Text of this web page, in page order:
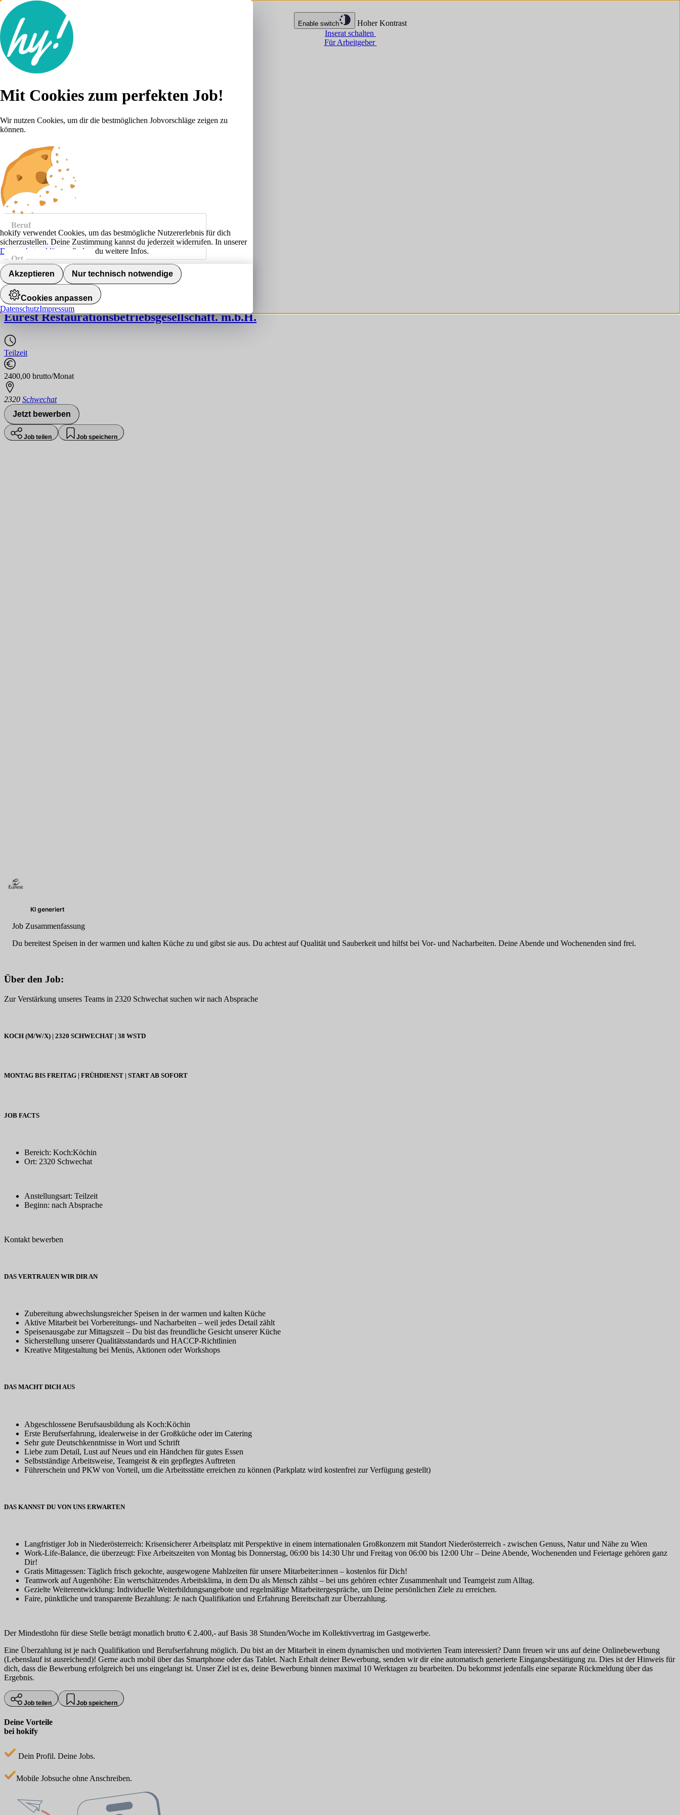
Enable switch
Hoher Kontrast
Inserat schalten
Für Arbeitgeber
Lebenslauf
Karriere-Tipps
Anmelden
weitere
Jobs anzeigen
Beruf
Ort
Jobs finden
Koch (m/w/x) | 2320 Schwechat | 38 WSTD
Eurest Restaurationsbetriebsgesellschaft. m.b.H.
Teilzeit
2400,00 brutto/Monat
2320 Schwechat
Jetzt bewerben
Job teilen Job speichern
KI generiert
Job Zusammenfassung
Du bereitest Speisen in der warmen und kalten Küche zu und gibst sie aus. Du achtest auf Qualität und Sauberkeit und hilfst bei Vor- und Nacharbeiten. Deine Abende und Wochenenden sind frei.
Über den Job:
Zur Verstärkung unseres Teams in 2320 Schwechat suchen wir nach Absprache
KOCH (M/W/X) | 2320 SCHWECHAT | 38 WSTD
MONTAG BIS FREITAG | FRÜHDIENST | START AB SOFORT
JOB FACTS
Bereich: Koch:Köchin
Ort: 2320 Schwechat
Anstellungsart: Teilzeit
Beginn: nach Absprache
Kontakt bewerben
DAS VERTRAUEN WIR DIR AN
Zubereitung abwechslungsreicher Speisen in der warmen und kalten Küche
Aktive Mitarbeit bei Vorbereitungs- und Nacharbeiten – weil jedes Detail zählt
Speisenausgabe zur Mittagszeit – Du bist das freundliche Gesicht unserer Küche
Sicherstellung unserer Qualitätsstandards und HACCP-Richtlinien
Kreative Mitgestaltung bei Menüs, Aktionen oder Workshops
DAS MACHT DICH AUS
Abgeschlossene Berufsausbildung als Koch:Köchin
Erste Berufserfahrung, idealerweise in der Großküche oder im Catering
Sehr gute Deutschkenntnisse in Wort und Schrift
Liebe zum Detail, Lust auf Neues und ein Händchen für gutes Essen
Selbstständige Arbeitsweise, Teamgeist & ein gepflegtes Auftreten
Führerschein und PKW von Vorteil, um die Arbeitsstätte erreichen zu können (Parkplatz wird kostenfrei zur Verfügung gestellt)
DAS KANNST DU VON UNS ERWARTEN
Langfristiger Job in Niederösterreich: Krisensicherer Arbeitsplatz mit Perspektive in einem internationalen Großkonzern mit Standort Niederösterreich - zwischen Genuss, Natur und Nähe zu Wien
Work-Life-Balance, die überzeugt: Fixe Arbeitszeiten von Montag bis Donnerstag, 06:00 bis 14:30 Uhr und Freitag von 06:00 bis 12:00 Uhr – Deine Abende, Wochenenden und Feiertage gehören ganz
Dir!
Gratis Mittagessen: Täglich frisch gekochte, ausgewogene Mahlzeiten für unsere Mitarbeiter:innen – kostenlos für Dich!
Teamwork auf Augenhöhe: Ein wertschätzendes Arbeitsklima, in dem Du als Mensch zählst – bei uns gehören echter Zusammenhalt und Teamgeist zum Alltag.
Gezielte Weiterentwicklung: Individuelle Weiterbildungsangebote und regelmäßige Mitarbeitergespräche, um Deine persönlichen Ziele zu erreichen.
Faire, pünktliche und transparente Bezahlung: Je nach Qualifikation und Erfahrung Bereitschaft zur Überzahlung.
Der Mindestlohn für diese Stelle beträgt monatlich brutto € 2.400,- auf Basis 38 Stunden/Woche im Kollektivvertrag im Gastgewerbe.
Eine Überzahlung ist je nach Qualifikation und Berufserfahrung möglich. Du bist an der Mitarbeit in einem dynamischen und motivierten Team interessiert? Dann freuen wir uns auf deine Onlinebewerbung
(Lebenslauf ist ausreichend)! Gerne auch mobil über das Smartphone oder das Tablet. Nach Erhalt deiner Bewerbung, senden wir dir eine automatisch generierte Eingangsbestätigung zu. Dies ist der Hinweis für
dich, dass die Bewerbung erfolgreich bei uns eingelangt ist. Unser Ziel ist es, deine Bewerbung binnen maximal 10 Werktagen zu bearbeiten. Du bekommst jedenfalls eine separate Rückmeldung über das
Ergebnis.
Job teilen Job speichern
Deine Vorteile
bei hokify
Dein Profil. Deine Jobs.
Mobile Jobsuche ohne Anschreiben.
Mit Cookies zum perfekten Job!
Wir nutzen Cookies, um dir die bestmöglichen Jobvorschläge zeigen zu
können.
hokify verwendet Cookies, um das bestmögliche Nutzererlebnis für dich
sicherzustellen. Deine Zustimmung kannst du jederzeit widerrufen. In unserer
Datenschutzerklärung
findest du weitere Infos.
Akzeptieren Nur technisch notwendige
Cookies anpassen
DatenschutzImpressum